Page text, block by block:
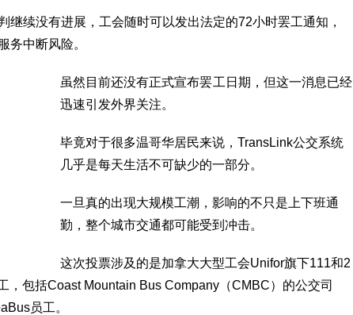
继续没有进展，工会随时可以发出法定的72小时罢工通知，
务中断风险。
虽然目前还没有正式宣布罢工日期，但这一消息已经
迅速引发外界关注。
毕竟对于很多温哥华居民来说，TransLink公交系统
几乎是每天生活不可缺少的一部分。
一旦真的出现大规模工潮，影响的不只是上下班通
勤，整个城市交通都可能受到冲击。
这次投票涉及的是加拿大大型工会Unifor旗下111和2
，包括Coast Mountain Bus Company（CMBC）的公交司
员工。